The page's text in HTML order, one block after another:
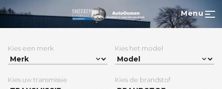
Menu
Kies een merk Kies het model
Kies uw transmissie Kies de brandstof